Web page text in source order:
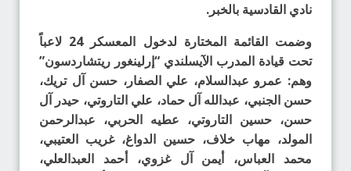
نادي القادسية بالخبر.
وضمت القائمة المختارة لدخول المعسكر 24 لاعباً
تحت قيادة المدرب الآيسلندي “إرلينغور ريتشاردسون”
وهم: عمرو عبدالسلام، علي الصفار، حسن آل تريك،
حسن الجنبي، عبدالله آل حماد، علي التاروتي، حيدر آل
حسن، حسين التاروتي، عطيه الحربي، عبدالرحمن
المولد، مهاب خلاف، حسين الدواغ، غريب العتيبي،
محمد العباس، أيمن آل غزوي، أحمد العبدالعلي،